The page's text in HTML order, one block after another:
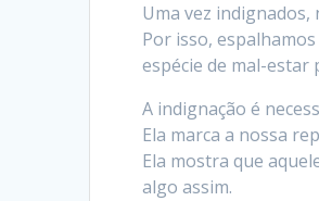
Uma vez
Por isso,
espécie de mal-estar
A indignação é
Ela marca a nossa
Ela mostra que
algo assim.